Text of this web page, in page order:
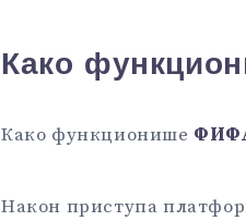
Како
Како функционише
Након приступа